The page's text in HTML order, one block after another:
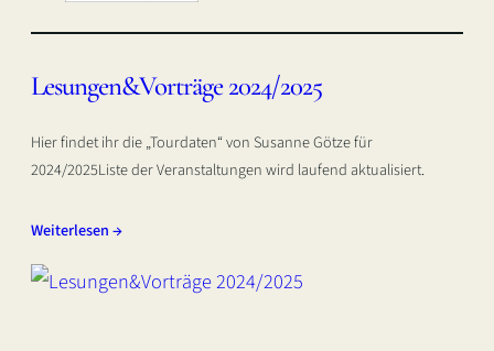
Lesungen&Vorträge 2024/2025
Hier findet ihr die „Tourdaten“ von Susanne Götze für
2024/2025Liste der Veranstaltungen wird laufend aktualisiert.
Weiterlesen →